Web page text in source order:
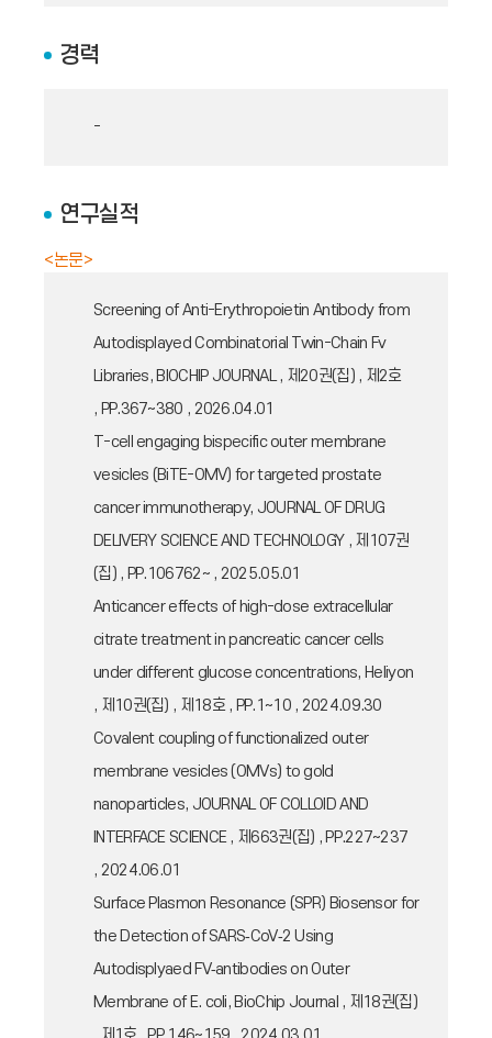
경력
-
연구실적
<논문>
Screening of Anti-Erythropoietin Antibody from
Autodisplayed Combinatorial Twin-Chain Fv
Libraries, BIOCHIP JOURNAL , 제20권(집) , 제2호
, PP.367~380 , 2026.04.01
T-cell engaging bispecific outer membrane
vesicles (BiTE-OMV) for targeted prostate
cancer immunotherapy, JOURNAL OF DRUG
DELIVERY SCIENCE AND TECHNOLOGY , 제107권
(집) , PP.106762~ , 2025.05.01
Anticancer effects of high-dose extracellular
citrate treatment in pancreatic cancer cells
under different glucose concentrations, Heliyon
, 제10권(집) , 제18호 , PP.1~10 , 2024.09.30
Covalent coupling of functionalized outer
membrane vesicles (OMVs) to gold
nanoparticles, JOURNAL OF COLLOID AND
INTERFACE SCIENCE , 제663권(집) , PP.227~237
, 2024.06.01
Surface Plasmon Resonance (SPR) Biosensor for
the Detection of SARS‑CoV‑2 Using
Autodisplyaed FV‑antibodies on Outer
Membrane of E. coli, BioChip Journal , 제18권(집)